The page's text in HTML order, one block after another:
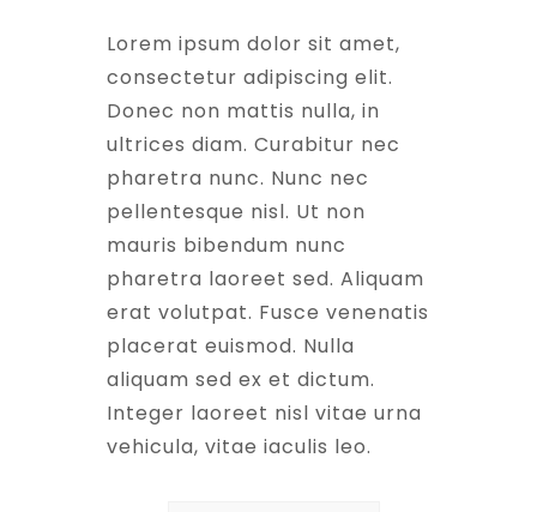
Lorem ipsum dolor sit amet,
consectetur adipiscing elit.
Donec non mattis nulla, in
ultrices diam. Curabitur nec
pharetra nunc. Nunc nec
pellentesque nisl. Ut non
mauris bibendum nunc
pharetra laoreet sed. Aliquam
erat volutpat. Fusce venenatis
placerat euismod. Nulla
aliquam sed ex et dictum.
Integer laoreet nisl vitae urna
vehicula, vitae iaculis leo.